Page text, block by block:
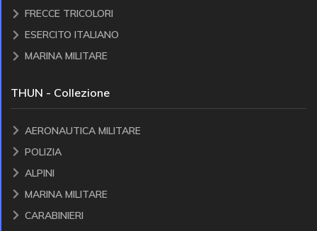
FRECCE TRICOLORI
ESERCITO ITALIANO
MARINA MILITARE
THUN - Collezione
AERONAUTICA MILITARE
POLIZIA
ALPINI
MARINA MILITARE
CARABINIERI